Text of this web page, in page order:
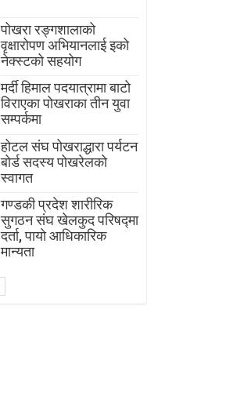
पोखरा रङ्गशालाको
वृक्षारोपण अभियानलाई इको
नेक्स्टको सहयोग
मर्दी हिमाल पदयात्रामा बाटाे
विराएका पाेखराका तीन युवा
सम्पर्कमा
होटल संघ पोखराद्धारा पर्यटन
बोर्ड सदस्य पोखरेलको
स्वागत
गण्डकी प्रदेश शारीरिक
सुगठन संघ खेलकुद परिषद्मा
दर्ता, पायाे आधिकारिक
मान्यता